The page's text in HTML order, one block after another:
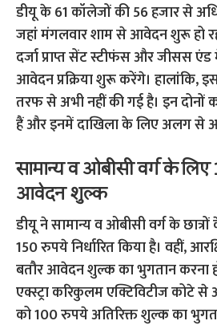
डीयू के 61 कॉलेजों की 56 हजार से
जहां मंगलवार शाम से आवेदन शुरू हो
दर्जा प्राप्त सेंट स्टीफंस और जीसस
आवेदन प्रक्रिया शुरू करेंगे। हालांकि,
तरफ से अभी नहीं की गई है। इन दोनों
हैं और इनमें दाखिला के लिए अलग से
सामान्य व ओबीसी वर्ग के
आवेदन शुल्क
डीयू ने सामान्य व ओबीसी वर्ग के
150 रुपये निर्धारित किया है। वहीं,
बतौर आवेदन शुल्क का भुगतान करना
एक्स्ट्रा करिकुलम एक्टिविटीज कोटे
को 100 रुपये अतिरिक्त शुल्क का